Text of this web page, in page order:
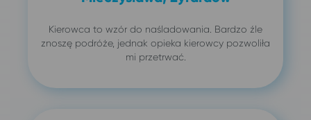
Kierowca to wzór do naśladowania. Bardzo źle
znoszę podróże, jednak opieka kierowcy pozwoliła
mi przetrwać.